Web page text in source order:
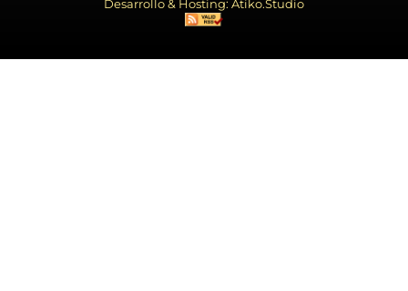
Desarrollo & Hosting: Atiko.Studio